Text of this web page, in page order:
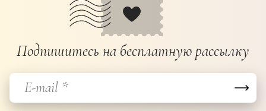
Подпишитесь на бесплатную рассылку